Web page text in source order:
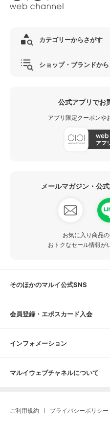
カテゴリーからさがす
ショップ・ブランドか
公式アプリでお
アプリ限定クーポンや
メールマガジン・公
お気に入り商品
おトクなセール情報が
そのほかのマルイ公式SNS
会員登録・エポスカード入会
インフォメーション
マルイウェブチャネルについて
ご利用規約 プライバシーポリシー